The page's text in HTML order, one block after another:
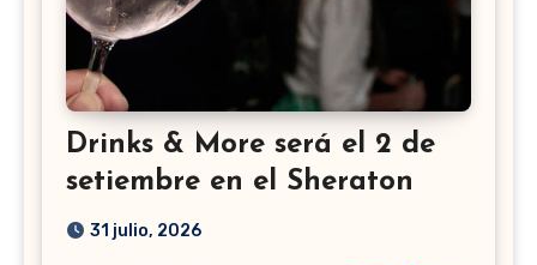
Drinks & More será el 2 de
setiembre en el Sheraton
31 julio, 2026